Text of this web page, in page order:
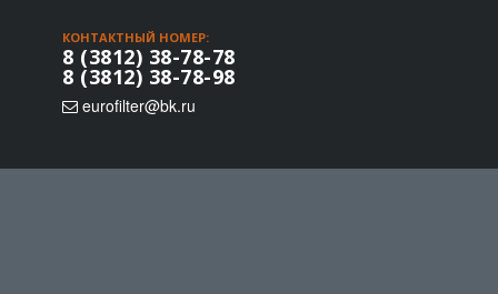
КОНТАКТНЫЙ НОМЕР:
8 (3812) 38-78-78
8 (3812) 38-78-98
eurofilter@bk.ru